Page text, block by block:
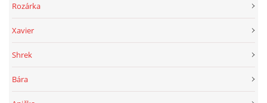
Rozárka
Xavier
Shrek
Bára